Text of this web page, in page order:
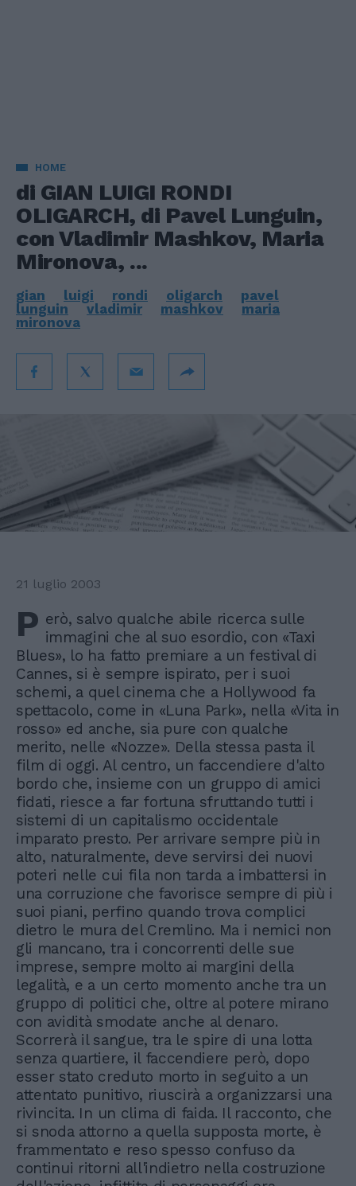
HOME
di GIAN LUIGI RONDI
OLIGARCH, di Pavel Lunguin,
con Vladimir Mashkov, Maria
Mironova, ...
gian luigi rondi oligarch
pavel
lunguin
vladimir mashkov
maria
mironova
21 luglio 2003
P erò, salvo qualche abile ricerca sulle
immagini che al suo esordio, con «Taxi
Blues», lo ha fatto premiare a un festival di
Cannes, si è sempre ispirato, per i suoi
schemi, a quel cinema che a Hollywood fa
spettacolo, come in «Luna Park», nella «Vita in
rosso» ed anche, sia pure con qualche
merito, nelle «Nozze». Della stessa pasta il
film di oggi. Al centro, un faccendiere d'alto
bordo che, insieme con un gruppo di amici
fidati, riesce a far fortuna sfruttando tutti i
sistemi di un capitalismo occidentale
imparato presto. Per arrivare sempre più in
alto, naturalmente, deve servirsi dei nuovi
poteri nelle cui fila non tarda a imbattersi in
una corruzione che favorisce sempre di più i
suoi piani, perfino quando trova complici
dietro le mura del Cremlino. Ma i nemici non
gli mancano, tra i concorrenti delle sue
imprese, sempre molto ai margini della
legalità, e a un certo momento anche tra un
gruppo di politici che, oltre al potere mirano
con avidità smodate anche al denaro.
Scorrerà il sangue, tra le spire di una lotta
senza quartiere, il faccendiere però, dopo
esser stato creduto morto in seguito a un
attentato punitivo, riuscirà a organizzarsi una
rivincita. In un clima di faida. Il racconto, che
si snoda attorno a quella supposta morte, è
frammentato e reso spesso confuso da
continui ritorni all'indietro nella costruzione